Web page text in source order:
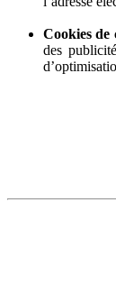
Cookies de
des